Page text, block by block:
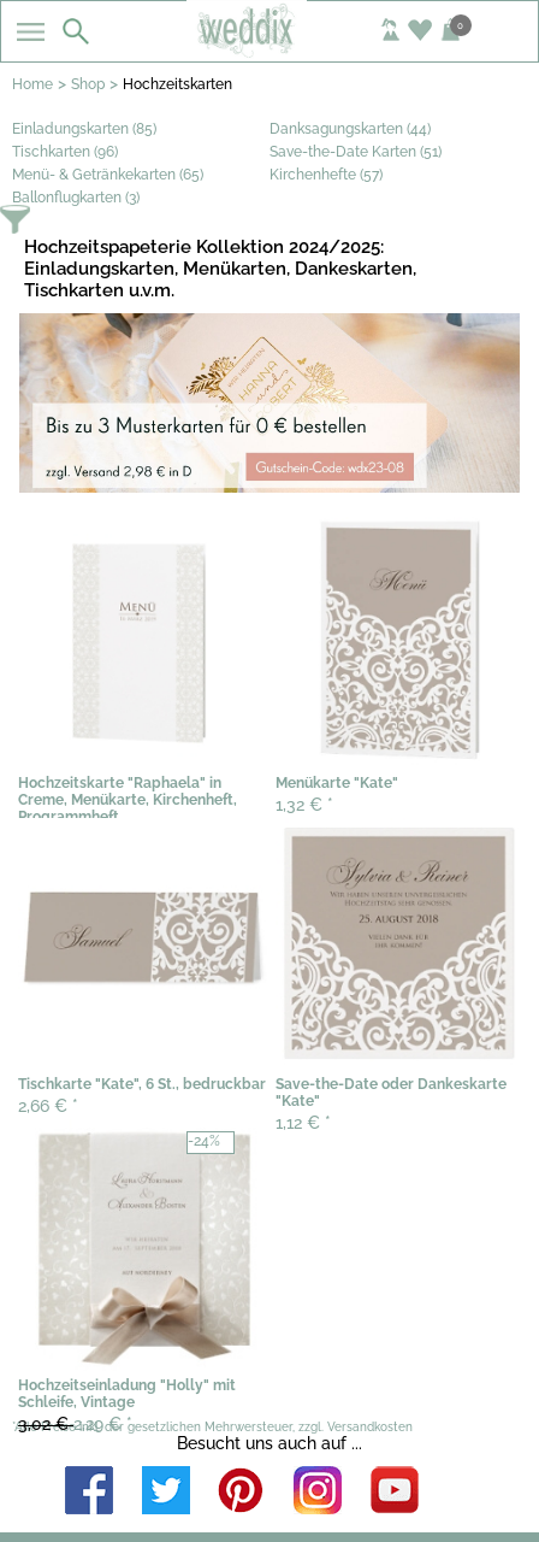
0
Home > Shop > Hochzeitskarten
Einladungskarten (85)
Danksagungskarten (44)
Tischkarten (96)
Save-the-Date Karten (51)
Menü- & Getränkekarten (65)
Kirchenhefte (57)
Ballonflugkarten (3)
Hochzeitspapeterie Kollektion 2024/2025:
Einladungskarten, Menükarten, Dankeskarten,
Tischkarten u.v.m.
Hochzeitskarte "Raphaela" in
Creme, Menükarte, Kirchenheft,
Programmheft
Menükarte "Kate"
1,32 € *
Tischkarte "Kate", 6 St., bedruckbar
2,66 € *
Save-the-Date oder Dankeskarte
"Kate"
1,12 € *
-24%
Hochzeitseinladung "Holly" mit
Schleife, Vintage
3,02 €2,29 €*
*Alle Preise inkl. der gesetzlichen Mehrwersteuer, zzgl. Versandkosten
Besucht uns auch auf ...